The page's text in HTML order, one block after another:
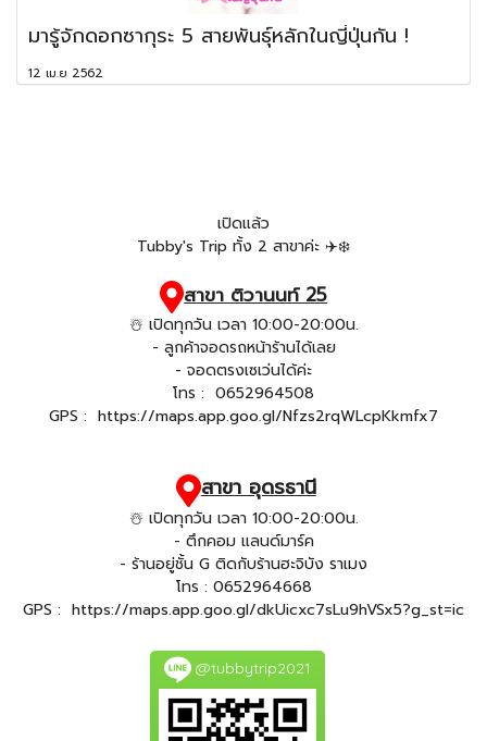
มารู้จักดอกซากุระ 5 สายพันธุ์หลักในญี่ปุ่นกัน !
12 เม.ย 2562
เปิดแล้ว
Tubby's Trip ทั้ง 2 สาขาค่ะ ✈️❄️
สาขา ติวานนท์ 25
☃️ เปิดทุกวัน เวลา 10:00-20:00น.
- ลูกค้าจอดรถหน้าร้านได้เลย
- จอดตรงเซเว่นได้ค่ะ
โทร : 0652964508
GPS : https://maps.app.goo.gl/Nfzs2rqWLcpKkmfx7
สาขา อุดรธานี
☃️ เปิดทุกวัน เวลา 10:00-20:00น.
- ตึกคอม แลนด์มาร์ค
- ร้านอยู่ชั้น G ติดกับร้านฮะจิบัง ราเมง
โทร : 0652964668
GPS : https://maps.app.goo.gl/dkUicxc7sLu9hVSx5?g_st=ic
@tubbytrip2021